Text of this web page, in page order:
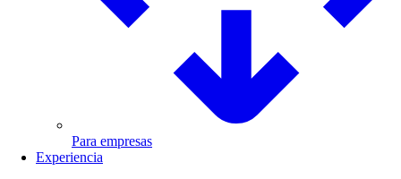
Para empresas
Experiencia